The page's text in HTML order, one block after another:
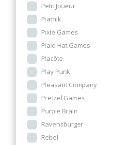
Petit Joueur
Piatnik
Pixie Games
Plaid Hat Games
Placôte
Play Punk
Pleasant Company
Pretzel Games
Purple Brain
Ravensburger
Rebel